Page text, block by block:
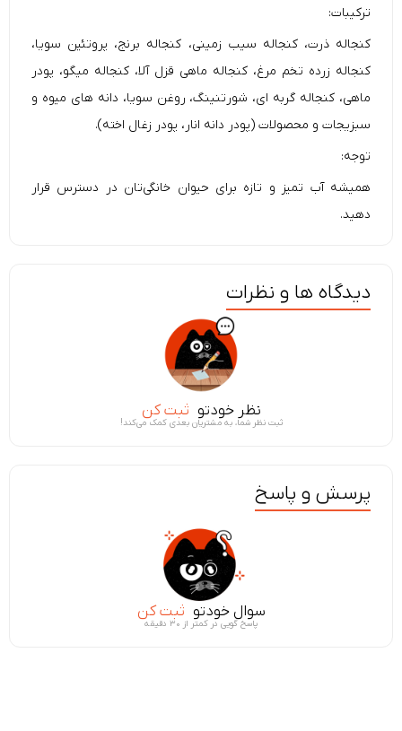
ترکیبات:
کنجاله ذرت، کنجاله سیب زمینی، کنجاله برنج، پروتئین سویا،
کنجاله زرده تخم مرغ، کنجاله ماهی قزل آلا، کنجاله میگو، پودر
ماهی، کنجاله گربه ای، شورتنینگ، روغن سویا، دانه های میوه و
سبزیجات و محصولات (پودر دانه انار، پودر زغال اخته).
توجه:
همیشه آب تمیز و تازه برای حیوان خانگی‌تان در دسترس قرار
دهید.
دیدگاه ها و نظرات
نظر خودتو ثبت کن
ثبت نظر شما، به مشتریان بعدی کمک می‌کند!
پرسش و پاسخ
سوال خودتو ثبت کن
پاسخ گویی در کمتر از ۳۰ دقیقه